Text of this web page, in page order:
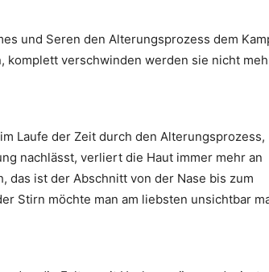
und Seren den Alterungsprozess dem
komplett verschwinden werden sie nicht
Laufe der Zeit durch den Alterungsprozess,
nachlässt, verliert die Haut immer mehr an
das ist der Abschnitt von der Nase bis zum
Stirn möchte man am liebsten unsichtbar